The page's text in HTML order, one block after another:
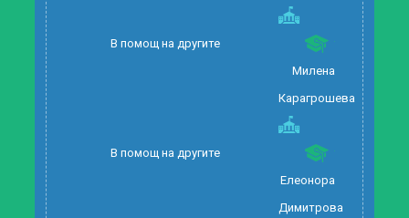
В помощ на другите
Милена
Карагрошева
В помощ на другите
Елеонора
Димитрова